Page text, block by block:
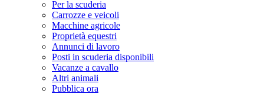
Per la scuderia
Carrozze e veicoli
Macchine agricole
Proprietà equestri
Annunci di lavoro
Posti in scuderia disponibili
Vacanze a cavallo
Altri animali
Pubblica ora